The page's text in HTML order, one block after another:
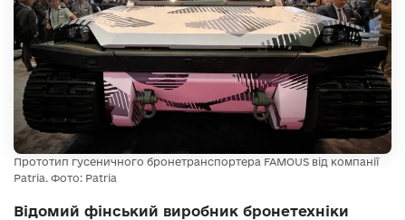
Прототип гусеничного бронетранспортера FAMOUS від компанії
Patria. Фото: Patria
Відомий фінський виробник бронетехніки